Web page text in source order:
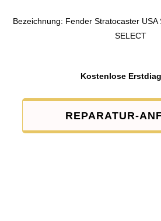
Bezeichnung: Fender Stratocaster USA
SELECT
Kostenlose
REPARATUR-